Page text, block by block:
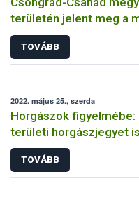
területén jelent meg a
TOVÁBB
2022. május 25., szerda
Horgászok
területi horgászjegyet
TOVÁBB